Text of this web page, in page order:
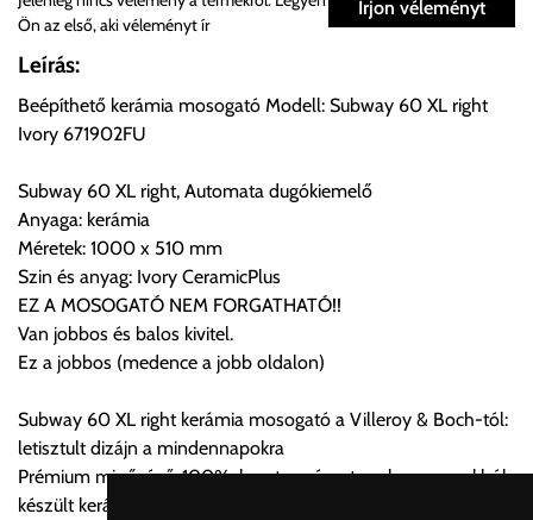
Önnek lehetősége van rendelését a beérkezést követően
ingyenesen átvenni Budapesti Cégcsoportunk Stúdiójában
előre egyeztetett időpontban.
Szállítási díjak:
Az oldalunkon rendelés esetén, amennyiben szállítást is kér,
úgy esetenként több lehetőséget ajánl fel a program. Kérjük, a
vásárolt árú figyelembevételével az önnek megfelelő szállítási
költséget válassza ki.
automatikusan nem ajánl fel szállítási költséget, úgy válassza
a 0.- forintos szállítást, kollégáink megvizsgálják a vásárolt
termék adatait, majd visszaigazolják a szállítás költségét.
Írjon véleményt
Ön az első, aki véleményt ír
Leírás:
Beépíthető kerámia mosogató Modell: Subway 60 XL right
Ivory 671902FU
Subway 60 XL right, Automata dugókiemelő
Anyaga: kerámia
Méretek: 1000 x 510 mm
Szin és anyag: Ivory CeramicPlus
EZ A MOSOGATÓ NEM FORGATHATÓ!!
Van jobbos és balos kivitel.
Ez a jobbos (medence a jobb oldalon)
Subway 60 XL right kerámia mosogató a Villeroy & Boch-tól:
letisztult dizájn a mindennapokra
Prémium minőségű, 100%-ban természetes alapanyagokból
készült kerámia konyhai mosogató